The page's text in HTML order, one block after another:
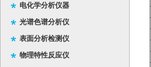
电化学分析仪器
光谱色谱分析仪
表面分析检测仪
物理特性反应仪